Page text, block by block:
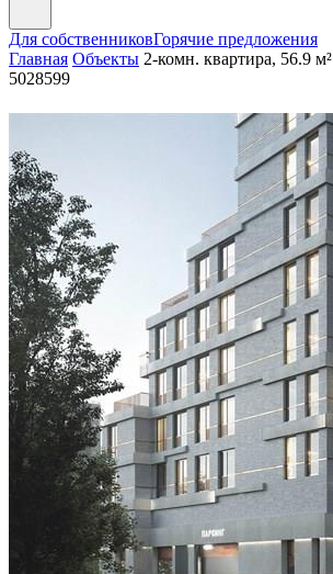
Для собственниковГорячие предложения
Главная Объекты 2-комн. квартира, 56.9 м²
5028599